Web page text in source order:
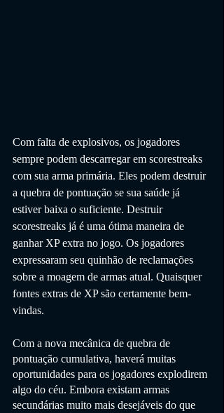
Com falta de explosivos, os jogadores
sempre podem descarregar em scorestreaks
com sua arma primária. Eles podem destruir
a quebra de pontuação se sua saúde já
estiver baixa o suficiente. Destruir
scorestreaks já é uma ótima maneira de
ganhar XP extra no jogo. Os jogadores
expressaram seu quinhão de reclamações
sobre a moagem de armas atual. Quaisquer
fontes extras de XP são certamente bem-
vindas.
Com a nova mecânica de quebra de
pontuação cumulativa, haverá muitas
oportunidades para os jogadores explodirem
algo do céu. Embora existam armas
secundárias muito mais desejáveis ​​do que